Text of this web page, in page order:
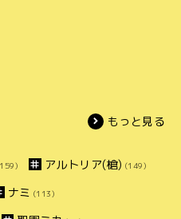
もっと見る
アルトリア(槍) (149)
ナミ (113)